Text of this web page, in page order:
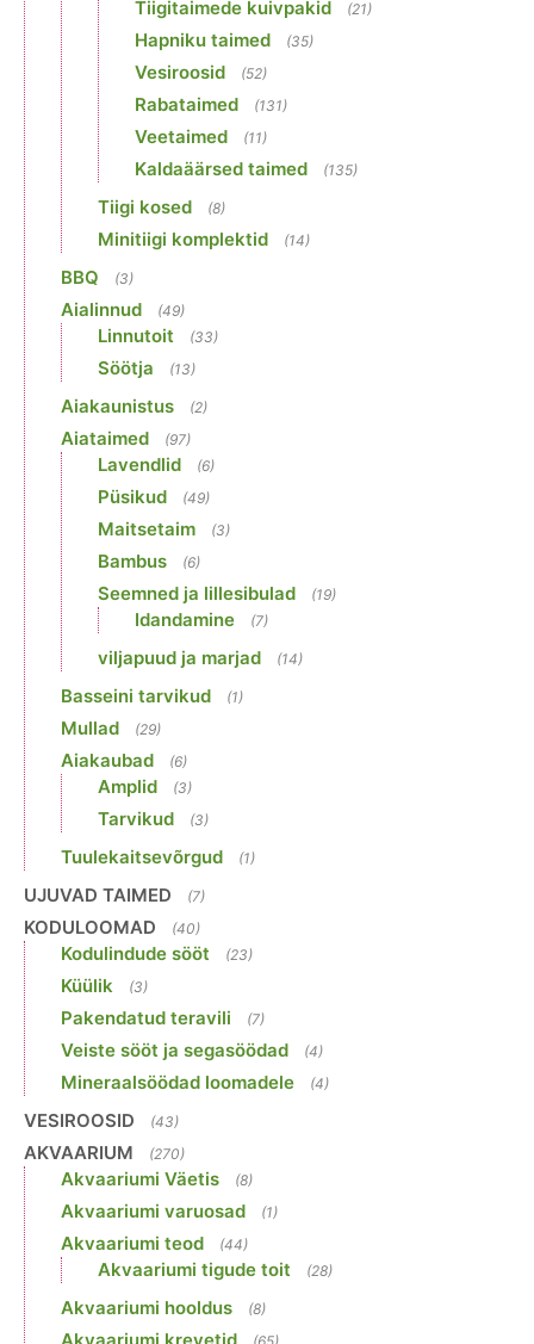
Tiigitaimede kuivpakid (21)
Hapniku taimed (35)
Vesiroosid (52)
Rabataimed (131)
Veetaimed (11)
Kaldaäärsed taimed (135)
Tiigi kosed (8)
Minitiigi komplektid (14)
BBQ (3)
Aialinnud (49)
Linnutoit (33)
Söötja (13)
Aiakaunistus (2)
Aiataimed (97)
Lavendlid (6)
Püsikud (49)
Maitsetaim (3)
Bambus (6)
Seemned ja lillesibulad (19)
Idandamine (7)
viljapuud ja marjad (14)
Basseini tarvikud (1)
Mullad (29)
Aiakaubad (6)
Amplid (3)
Tarvikud (3)
Tuulekaitsevõrgud (1)
UJUVAD TAIMED (7)
KODULOOMAD (40)
Kodulindude sööt (23)
Küülik (3)
Pakendatud teravili (7)
Veiste sööt ja segasöödad (4)
Mineraalsöödad loomadele (4)
VESIROOSID (43)
AKVAARIUM (270)
Akvaariumi Väetis (8)
Akvaariumi varuosad (1)
Akvaariumi teod (44)
Akvaariumi tigude toit (28)
Akvaariumi hooldus (8)